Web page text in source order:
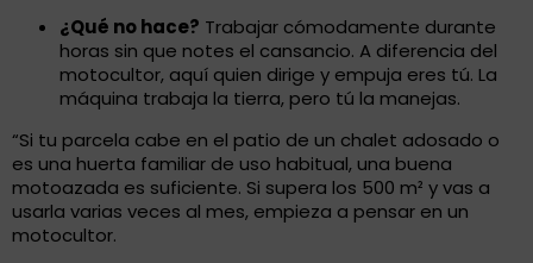
¿Qué no hace? Trabajar cómodamente durante
horas sin que notes el cansancio. A diferencia del
motocultor, aquí quien dirige y empuja eres tú. La
máquina trabaja la tierra, pero tú la manejas.
“Si tu parcela cabe en el patio de un chalet adosado o
es una huerta familiar de uso habitual, una buena
motoazada es suficiente. Si supera los 500 m² y vas a
usarla varias veces al mes, empieza a pensar en un
motocultor.